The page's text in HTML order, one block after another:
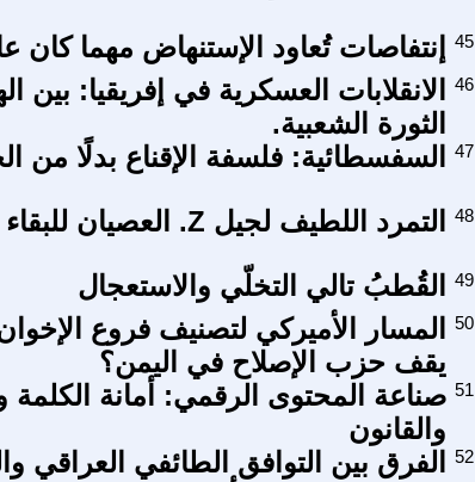
إنتفاصات تُعاود الإستنهاض مهما كان 45
الانقلابات العسكرية في إفريقيا: بين
الثورة الشعبية.
46
السفسطائية: فلسفة الإقناع بدلًا من 47
التمرد اللطيف لجيل Z. العصيان للبقاء بشراً 48
القُطبُ تالي التخلّي والاستعجال 49
المسار الأميركي لتصنيف فروع
يقف حزب الإصلاح في اليمن؟
50
صناعة المحتوى الرقمي: أمانة الكلمة
والقانون
51
الفرق بين التوافق الطائفي العراقي
52